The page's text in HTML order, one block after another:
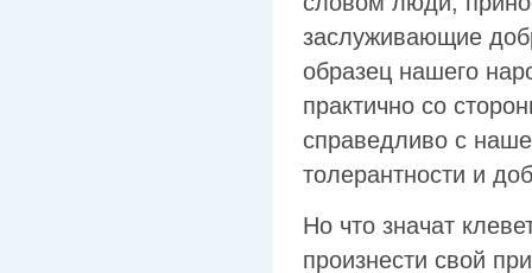
заслуживающие
образец нашего
практично со
справедливо с
толерантности и
Но что значат
произнести свой